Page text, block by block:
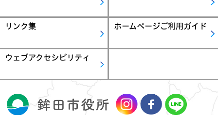
リンク集 ホームページご利用ガイド
ウェブアクセシビリティ